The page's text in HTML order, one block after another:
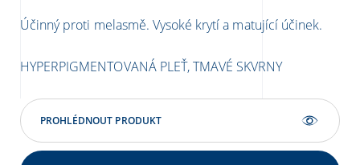
Účinný proti melasmě. Vysoké krytí a matující účinek.
HYPERPIGMENTOVANÁ PLEŤ, TMAVÉ SKVRNY
PROHLÉDNOUT PRODUKT